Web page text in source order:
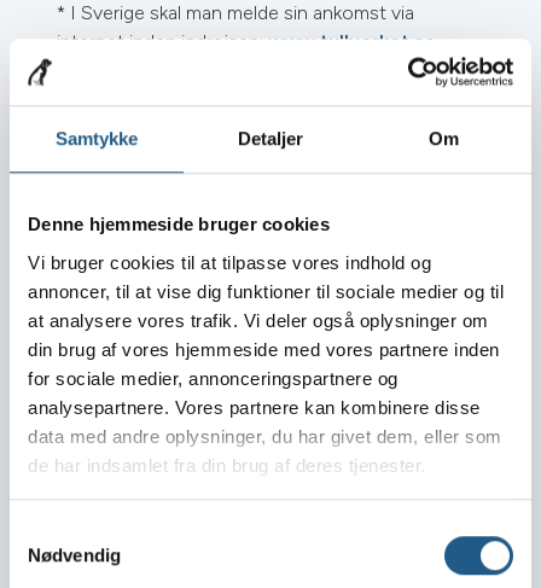
Samtykke Detaljer Om
Denne hjemmeside bruger cookies
Vi bruger cookies til at tilpasse vores indhold og
annoncer, til at vise dig funktioner til sociale medier og til
at analysere vores trafik. Vi deler også oplysninger om
din brug af vores hjemmeside med vores partnere inden
for sociale medier, annonceringspartnere og
analysepartnere. Vores partnere kan kombinere disse
data med andre oplysninger, du har givet dem, eller som
de har indsamlet fra din brug af deres tjenester.
Nødvendig
* I Sverige skal man melde sin ankomst via
internet inden indrejsen:www.tullverket.se
Rejser til Norge,
Storbritannien, Irland, Finland
og Malta
Hunden/katten skal være ID-mærket.
Hunden/katten skal have sit eget pas
(udstedes af en autoriseret dyrlæge).
Hunden/katten skal vaccineres mod rabies
senest 21 dage inden afrejse.
Hunden/katten skal være ledsaget af en
person.
Hunden (IKKE katten) skal behandles mod
rævens dværgbændelsorm (E. multilocularis)
1-5 dage inden indførsel. Dyrlægen skal